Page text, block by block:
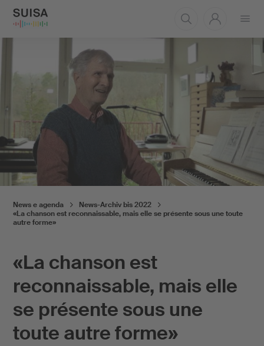
«La chanson est
reconnaissable, mais elle
se présente sous une
toute autre forme»
News e agenda
News-Archiv bis 2022
«La chanson est reconnaissable, mais elle se présente sous une toute
autre forme»